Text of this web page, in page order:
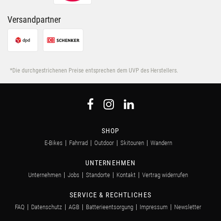
Versandpartner
*Die durchgestrichenen Preise entsprechen dem UVP des Herstellers.
SHOP
E-Bikes Fahrrad Outdoor Skitouren Wandern
UNTERNEHMEN
Unternehmen Jobs Standorte Kontakt Vertrag widerrufen
SERVICE & RECHTLICHES
FAQ Datenschutz AGB Batterieentsorgung Impressum Newsletter